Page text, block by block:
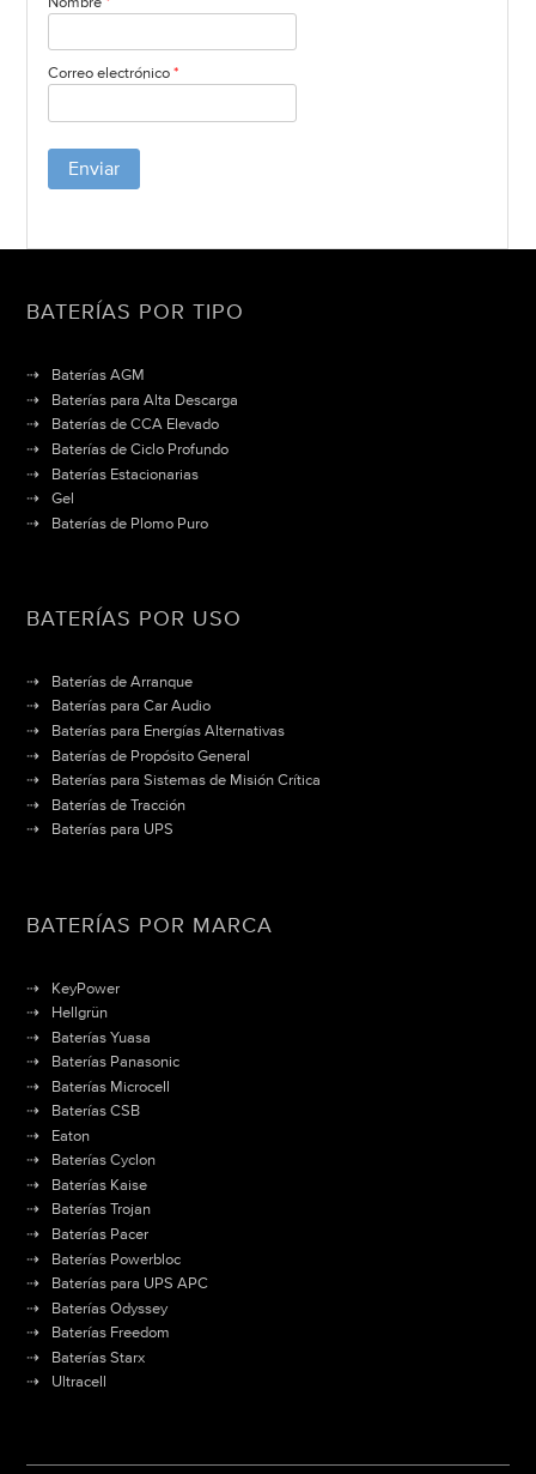
Correo electrónico*
BATERÍAS POR TIPO
Baterías AGM
Baterías para Alta Descarga
Baterías de CCA Elevado
Baterías de Ciclo Profundo
Baterías Estacionarias
Gel
Baterías de Plomo Puro
BATERÍAS POR USO
Baterías de Arranque
Baterías para Car Audio
Baterías para Energías Alternativas
Baterías de Propósito General
Baterías para Sistemas de Misión Crítica
Baterías de Tracción
Baterías para UPS
BATERÍAS POR MARCA
KeyPower
Hellgrün
Baterías Yuasa
Baterías Panasonic
Baterías Microcell
Baterías CSB
Eaton
Baterías Cyclon
Baterías Kaise
Baterías Trojan
Baterías Pacer
Baterías Powerbloc
Baterías para UPS APC
Baterías Odyssey
Baterías Freedom
Baterías Starx
Ultracell